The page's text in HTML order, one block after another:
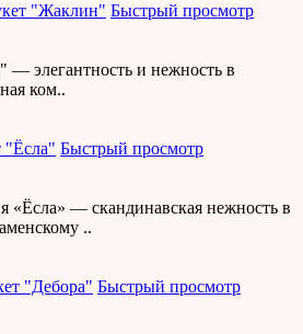
Быстрый просмотр
элегантность и нежность в
ком..
Быстрый просмотр
«Ёсла» — скандинавская нежность в
..
Быстрый просмотр